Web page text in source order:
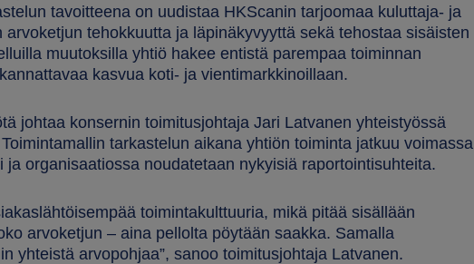
tavoitteena on uudistaa HKScanin tarjoomaa kuluttaja- ja
tehokkuutta ja läpinäkyvyyttä sekä tehostaa sisäisten
muutoksilla yhtiö hakee entistä parempaa toiminnan
kasvua koti- ja vientimarkkinoillaan.
johtaa konsernin toimitusjohtaja Jari Latvanen yhteistyössä
tarkastelun aikana yhtiön toiminta jatkuu voimassa
organisaatiossa noudatetaan nykyisiä raportointisuhteita.
toimintakulttuuria, mikä pitää sisällään
arvoketjun – aina pellolta pöytään saakka. Samalla
yhteistä arvopohjaa”, sanoo toimitusjohtaja Latvanen.